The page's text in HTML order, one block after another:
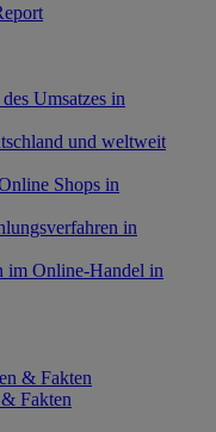
Umsatzes in
und weltweit
Shops in
in
im Online-Handel in
& Fakten
Fakten